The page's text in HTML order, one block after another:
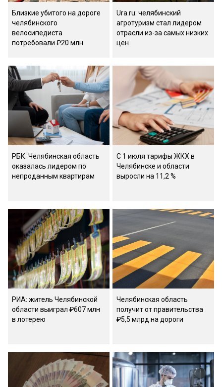
Близкие убитого на дороге
челябинского
велосипедиста
потребовали ₽20 млн
Ura.ru: челябинский
агротуризм стал лидером
отрасли из-за самых низких
цен
РБК: Челябинская область
оказалась лидером по
непроданным квартирам
С 1 июля тарифы ЖКХ в
Челябинске и области
выросли на 11,2 %
РИА: житель Челябинской
области выиграл ₽607 млн
в лотерею
Челябинская область
получит от правительства
₽5,5 млрд на дороги